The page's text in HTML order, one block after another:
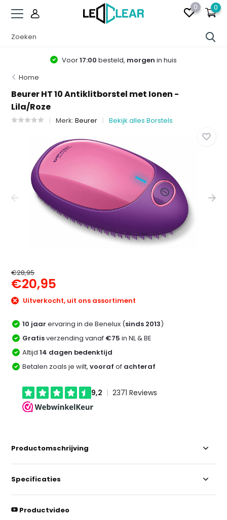
0 0
Voor17:00 besteld, morgen in huis
Home
Beurer HT 10 Antiklitborstel met Ionen -
Lila/Roze
Merk:Beurer Bekijk alles Borstels
€28,95
€20,95
Uitverkocht, uit ons assortiment
10 jaar ervaring in de Benelux (sinds 2013)
Gratisverzending vanaf €75 in NL & BE
Altijd14 dagen bedenktijd
Betalen zoals je wilt,vooraf of achteraf
Productomschrijving
Specificaties
Productvideo